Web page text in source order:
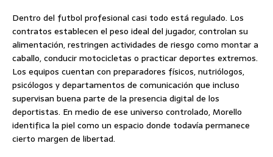
Dentro del futbol profesional casi todo está regulado. Los
contratos establecen el peso ideal del jugador, controlan su
alimentación, restringen actividades de riesgo como montar a
caballo, conducir motocicletas o practicar deportes extremos.
Los equipos cuentan con preparadores físicos, nutriólogos,
psicólogos y departamentos de comunicación que incluso
supervisan buena parte de la presencia digital de los
deportistas. En medio de ese universo controlado, Morello
identifica la piel como un espacio donde todavía permanece
cierto margen de libertad.